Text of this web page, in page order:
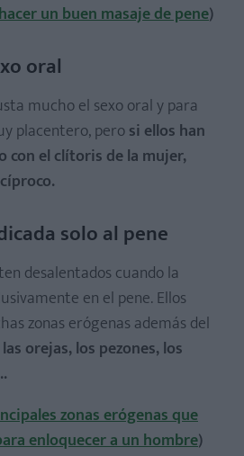
un buen masaje de pene)
oral
mucho el sexo oral y para
placentero, perosi ellos han
con el clítoris de la mujer,
solo al pene
desalentados cuando la
en el pene. Ellos
zonas erógenas además del
orejas, los pezones, los
zonas erógenas que
enloquecer a un hombre)